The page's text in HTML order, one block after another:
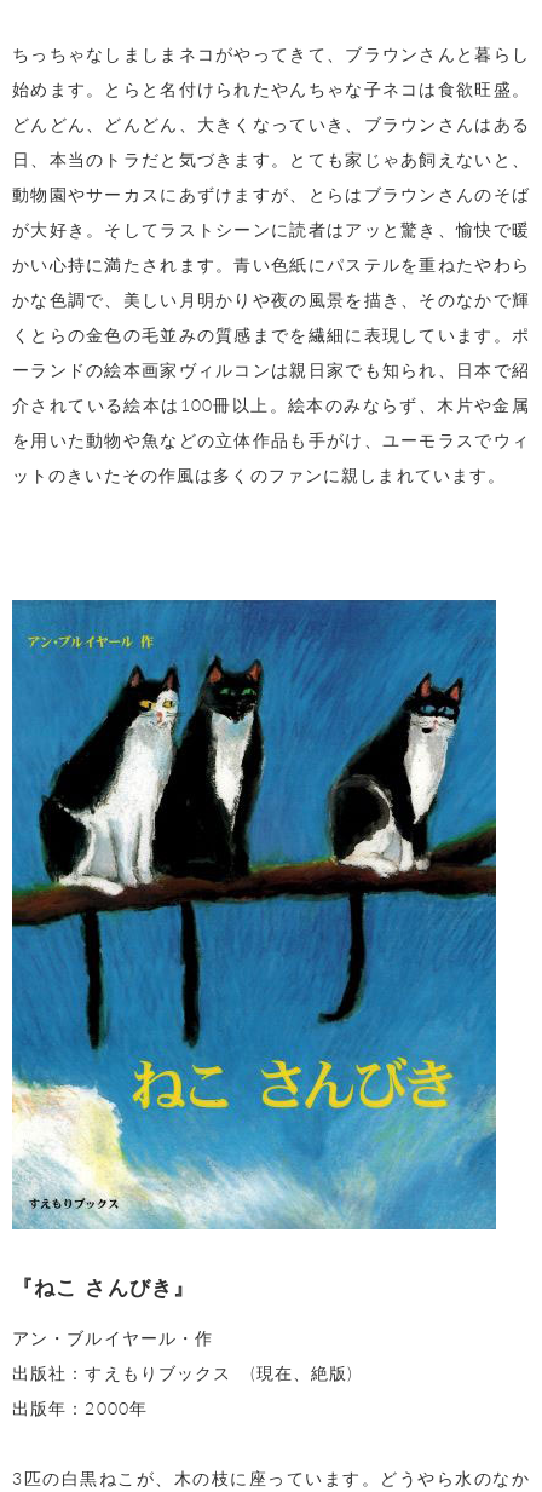
ちっちゃなしましまネコがやってきて、ブラウンさんと暮らし
始めます。とらと名付けられたやんちゃな子ネコは食欲旺盛。
どんどん、どんどん、大きくなっていき、ブラウンさんはある
日、本当のトラだと気づきます。とても家じゃあ飼えないと、
動物園やサーカスにあずけますが、とらはブラウンさんのそば
が大好き。そしてラストシーンに読者はアッと驚き、愉快で暖
かい心持に満たされます。青い色紙にパステルを重ねたやわら
かな色調で、美しい月明かりや夜の風景を描き、そのなかで輝
くとらの金色の毛並みの質感までを繊細に表現しています。ポ
ーランドの絵本画家ヴィルコンは親日家でも知られ、日本で紹
介されている絵本は100冊以上。絵本のみならず、木片や金属
を用いた動物や魚などの立体作品も手がけ、ユーモラスでウィ
ットのきいたその作風は多くのファンに親しまれています。
『ねこ さんびき』
アン・ブルイヤール・作
出版社：すえもりブックス (現在、絶版)
出版年：2000年
3匹の白黒ねこが、木の枝に座っています。どうやら水のなか